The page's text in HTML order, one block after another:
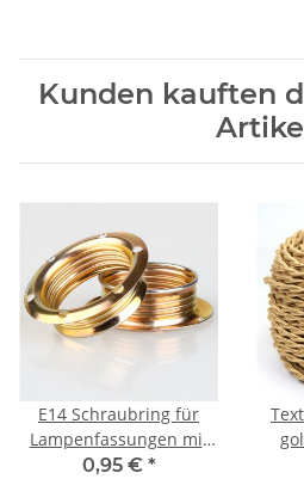
Kunden kauften
E14 Schraubring für
Lampenfassungen mit
Außengewinde, Metall
0,95 € *